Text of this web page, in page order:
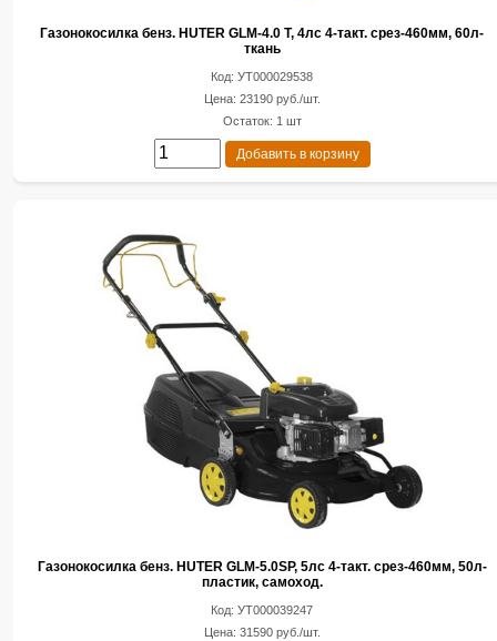
Газонокосилка бенз. HUTER GLM-4.0 T, 4лс 4-такт. срез-460мм, 60л-
ткань
Код: УТ000029538
Цена: 23190 руб./шт.
Остаток: 1 шт
Добавить в корзину
Газонокосилка бенз. HUTER GLM-5.0SP, 5лс 4-такт. срез-460мм, 50л-
пластик, самоход.
Код: УТ000039247
Цена: 31590 руб./шт.